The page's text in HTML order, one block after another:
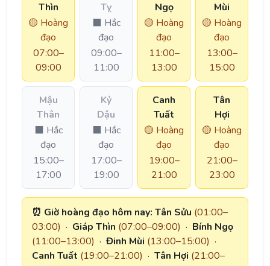
Thìn
🟡 Hoàng
đạo
07:00–
09:00
Tỵ
⬛ Hắc
đạo
09:00–
11:00
Ngọ
🟡 Hoàng
đạo
11:00–
13:00
Mùi
🟡 Hoàng
đạo
13:00–
15:00
Mậu
Thân
⬛ Hắc
đạo
15:00–
17:00
Kỷ
Dậu
⬛ Hắc
đạo
17:00–
19:00
Canh
Tuất
🟡 Hoàng
đạo
19:00–
21:00
Tân
Hợi
🟡 Hoàng
đạo
21:00–
23:00
⏰ Giờ hoàng đạo hôm nay: Tân Sửu (01:00–
03:00) · Giáp Thìn (07:00–09:00) · Bính Ngọ
(11:00–13:00) ·Đinh Mùi (13:00–15:00) ·
Canh Tuất (19:00–21:00) · Tân Hợi (21:00–